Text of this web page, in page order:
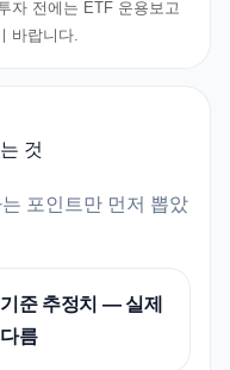
자 전에는 ETF 운용보고
바랍니다.
것
포인트만 먼저 뽑았
준 추정치 — 실제
름